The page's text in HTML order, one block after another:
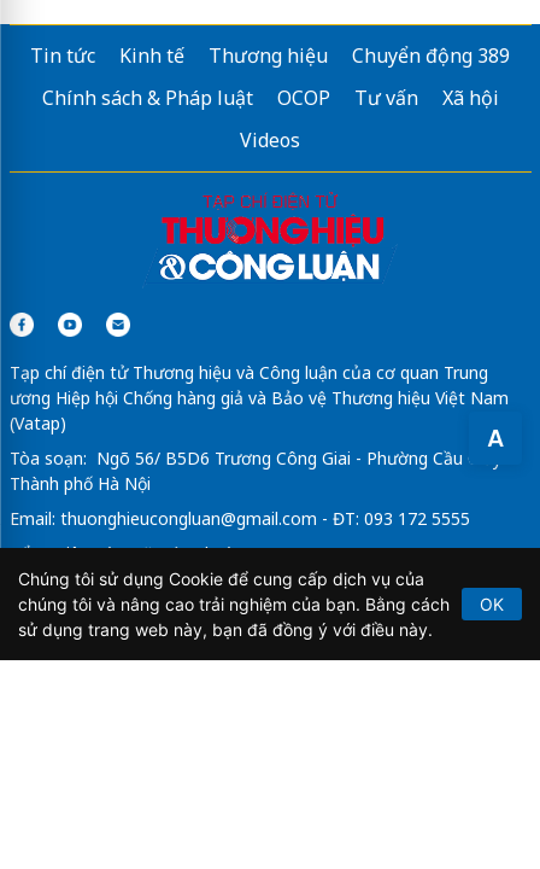
A
Tin tức Kinh tế Thương hiệu
Chuyển động 389
Chính sách & Pháp luật
OCOP Tư vấn
Xã hội
Videos
Tạp chí điện tử Thương hiệu và Công luận của cơ quan Trung
ương Hiệp hội Chống hàng giả và Bảo vệ Thương hiệu Việt Nam
(Vatap)
Tòa soạn: Ngõ 56/ B5D6 Trương Công Giai - Phường Cầu Giấy -
Thành phố Hà Nội
Email: thuonghieucongluan@gmail.com - ĐT: 093 172 5555
Tổng Biên Tập: Vũ Đức Thuận
Giấy phép hoạt động báo chí điện tử số 64/GP-BTTTT do Bộ
Thông tin và Truyền thông cấp ngày 21/2/2020.
Chúng tôi sử dụng Cookie để cung cấp dịch vụ của
chúng tôi và nâng cao trải nghiệm của bạn. Bằng cách
sử dụng trang web này, bạn đã đồng ý với điều này.
OK